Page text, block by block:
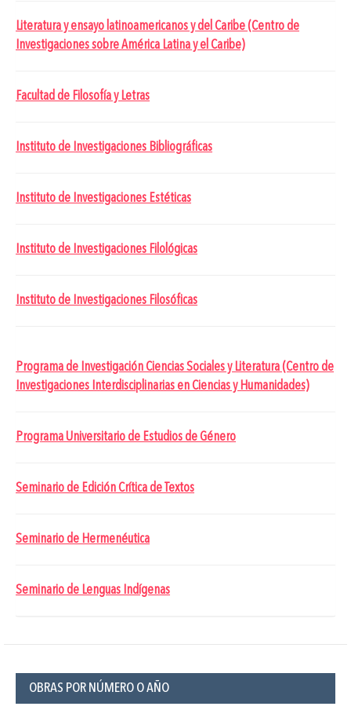
Literatura y ensayo latinoamericanos y del Caribe (Centro de
Investigaciones sobre América Latina y el Caribe)
Facultad de Filosofía y Letras
Instituto de Investigaciones Bibliográficas
Instituto de Investigaciones Estéticas
Instituto de Investigaciones Filológicas
Instituto de Investigaciones Filosóficas
Programa de Investigación Ciencias Sociales y Literatura (Centro de
Investigaciones Interdisciplinarias en Ciencias y Humanidades)
Programa Universitario de Estudios de Género
Seminario de Edición Crítica de Textos
Seminario de Hermenéutica
Seminario de Lenguas Indígenas
OBRAS POR NÚMERO O AÑO